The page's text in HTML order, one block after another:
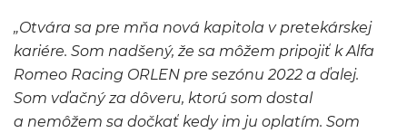
„Otvára sa pre mňa nová kapitola v pretekárskej
kariére. Som nadšený, že sa môžem pripojiť k Alfa
Romeo Racing ORLEN pre sezónu 2022 a ďalej.
Som vďačný za dôveru, ktorú som dostal
a nemôžem sa dočkať kedy im ju oplatím. Som